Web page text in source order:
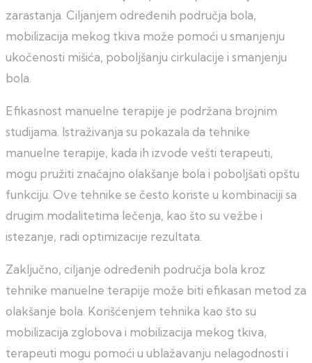
zarastanja. Ciljanjem određenih područja bola,
mobilizacija mekog tkiva može pomoći u smanjenju
ukočenosti mišića, poboljšanju cirkulacije i smanjenju
bola.
Efikasnost manuelne terapije je podržana brojnim
studijama. Istraživanja su pokazala da tehnike
manuelne terapije, kada ih izvode vešti terapeuti,
mogu pružiti značajno olakšanje bola i poboljšati opštu
funkciju. Ove tehnike se često koriste u kombinaciji sa
drugim modalitetima lečenja, kao što su vežbe i
istezanje, radi optimizacije rezultata.
Zaključno, ciljanje određenih područja bola kroz
tehnike manuelne terapije može biti efikasan metod za
olakšanje bola. Korišćenjem tehnika kao što su
mobilizacija zglobova i mobilizacija mekog tkiva,
terapeuti mogu pomoći u ublažavanju nelagodnosti i